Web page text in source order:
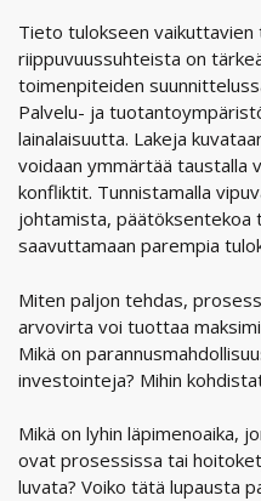
Tieto tulokseen vaikuttavien
riippuvuussuhteista on
toimenpiteiden
Palvelu- ja
lainalaisuutta. Lakeja
voidaan ymmärtää taustalla
konfliktit. Tunnistamalla
johtamista, päätöksentekoa
saavuttamaan parempia
Miten paljon tehdas,
arvovirta voi tuottaa
Mikä on
investointeja? Mihin
Mikä on lyhin läpimenoaika,
ovat prosessissa tai
luvata? Voiko tätä lupausta